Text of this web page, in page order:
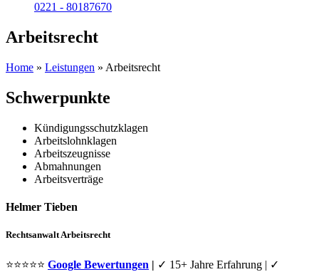
0221 - 80187670
Arbeitsrecht
Home » Leistungen » Arbeitsrecht
Schwerpunkte
Kündigungsschutzklagen
Arbeitslohnklagen
Arbeitszeugnisse
Abmahnungen
Arbeitsverträge
Helmer Tieben
Rechtsanwalt Arbeitsrecht
⭐⭐⭐⭐⭐ Google Bewertungen | ✓ 15+ Jahre Erfahrung | ✓